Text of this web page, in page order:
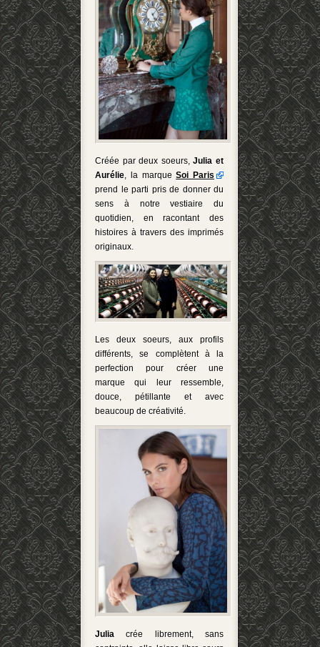
Créée par deux soeurs,Julia et
Aurélie , la marqueSoi Paris
prend le parti pris de donner du
sens à notre vestiaire du
quotidien, en racontant des
histoires à travers des imprimés
originaux.
Les deux soeurs, aux profils
différents, se complètent à la
perfection pour créer une
marque qui leur ressemble,
douce, pétillante et avec
beaucoup de créativité.
Julia crée librement, sans